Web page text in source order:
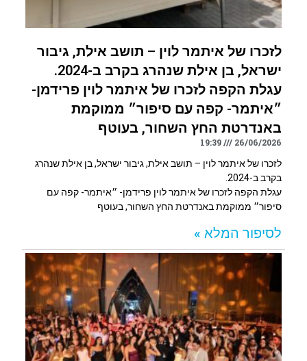
לזכרו של איתמר לוין – תושב אילת, גיבור
ישראל, בן אילת שנהרג בקרב ב-2024.
עגלת הקפה לזכרו של איתמר לוין פרידמן-
״איתמר- קפה עם סיפור״ ממוקמת
באנדרטת החץ השחור, בעוטף
26/06/2026
19:39
לזכרו של איתמר לוין – תושב אילת, גיבור ישראל, בן אילת שנהרג
בקרב ב-2024.
עגלת הקפה לזכרו של איתמר לוין פרידמן- ״איתמר- קפה עם
סיפור״ ממוקמת באנדרטת החץ השחור, בעוטף
לסיפור המלא »